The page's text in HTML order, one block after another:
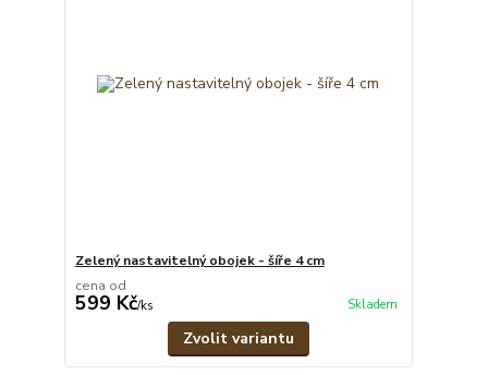
Zelený nastavitelný obojek - šíře 4 cm
cena od
599 Kč/ks Skladem
Zvolit variantu